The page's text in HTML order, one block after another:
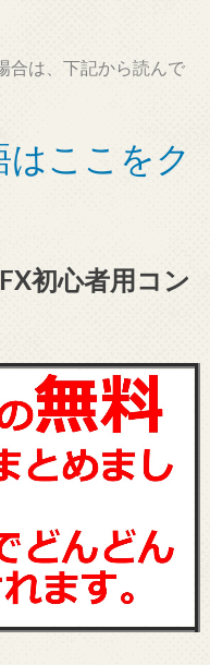
合は、下記から読んで
はここをク
初心者用コン